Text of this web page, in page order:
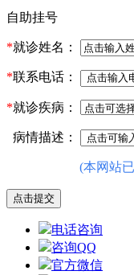
自助挂号
*就诊姓名：
*联系电话：
*就诊疾病：
病情描述：
(本网站
电话咨询
咨询QQ
官方微信